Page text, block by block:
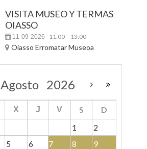
VISITA MUSEO Y TERMAS
OIASSO
11-09-2026 11:00- 13:00
Oiasso Erromatar Museoa
Agosto 2026
X J V S
D
1
2
5 6 7 8
9